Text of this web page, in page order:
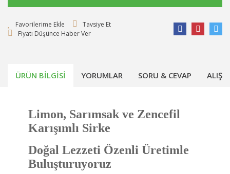
Tavsiye Et
Fiyatı Düşünce Haber Ver
ÜRÜN BILGISI YORUMLAR SORU & CEVAP
Limon, Sarımsak ve Zencefil
Karışımlı Sirke
Doğal Lezzeti Özenli Üretimle
Buluşturuyoruz